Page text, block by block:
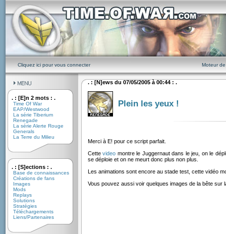
Cliquez ici pour vous connecter Moteur
. : [E]n 2 mots : .
Time Of War
EAP/Westwood
La série Tiberium
Renegade
La série Alerte Rouge
Generals
La Terre du Milieu
. : [S]ections : .
Base de connaissances
Créations de fans
Images
Mods
Replays
Solutions
Stratégies
Téléchargements
Liens/Partenaires
. : [N]ews du 07/05/2005 à 00:44 : .
Plein les yeux !
Merci à E! pour ce script parfait.
Cettevideo montre le Juggernaut dans le jeu, on le
se déploie et on ne meurt donc plus non plus.
Les animations sont encore au stade test, cette vidéo
Vous pouvez aussi voir quelques images de la bête sur